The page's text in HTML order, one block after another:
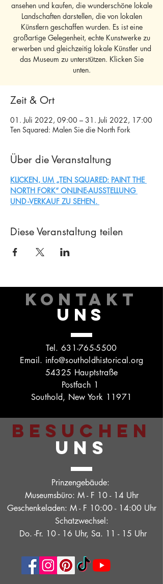
ansehen und kaufen, die wunderschöne lokale
Landschaften darstellen, die von lokalen
Künstlern geschaffen wurden. Es ist eine
großartige Gelegenheit, echte Kunstwerke zu
erwerben und gleichzeitig lokale Künstler und
das Museum zu unterstützen. Klicken Sie
unten.
Zeit & Ort
01. Juli 2022, 09:00 – 31. Juli 2022, 17:00
Ten Squared: Malen Sie die North Fork
Über die Veranstaltung
KLICKEN, UM „TEN SQUARED: PAINT THE
NORTH FORK“ ONLINE-AUSSTELLUNG
UND -VERKAUF ZU SEHEN.
Diese Veranstaltung teilen
KONTAKT
UNS
Tel. 631-765-5500
Email. info@southoldhistorical.org
54325 Hauptstraße
Postfach 1
Southold, New York 11971
BESUCHEN
UNS
Prinzengebäude:
Museumsbüro: M - F 10 - 14 Uhr
Geschenkeladen: M - F 10:00 - 14:00 Uhr
Schatzwechsel:
Do. -Fr. 10 - 16 Uhr, Sa. 11 - 15 Uhr